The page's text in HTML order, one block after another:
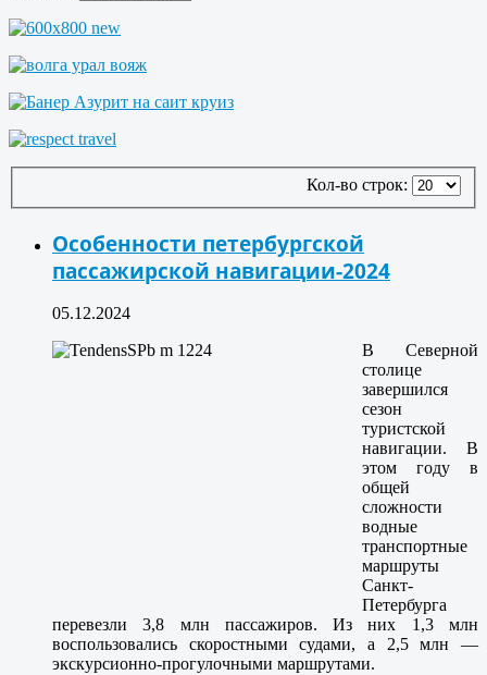
Кол-во строк:
Особенности петербургской
пассажирской навигации-2024
05.12.2024
В Северной
столице
завершился
сезон
туристской
навигации. В
этом году в
общей
сложности
водные
транспортные
маршруты
Санкт-
Петербурга
перевезли 3,8 млн пассажиров. Из них 1,3 млн
воспользовались скоростными судами, а 2,5 млн —
экскурсионно-прогулочными маршрутами.